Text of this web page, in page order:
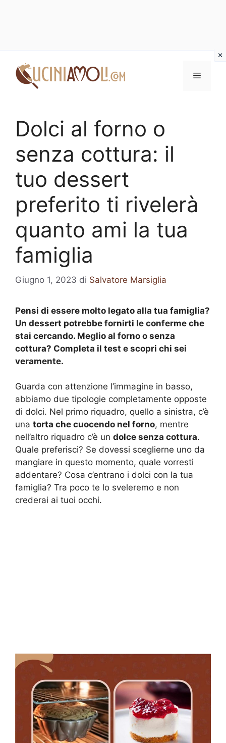
contenuto
Menu
Dolci al forno o
senza cottura: il
tuo dessert
preferito ti rivelerà
quanto ami la tua
famiglia
Giugno 1, 2023 di Salvatore Marsiglia
Pensi di essere molto legato alla tua famiglia?
Un dessert potrebbe fornirti le conferme che
stai cercando. Meglio al forno o senza
cottura? Completa il test e scopri chi sei
veramente.
Guarda con attenzione l’immagine in basso,
abbiamo due tipologie completamente opposte
di dolci. Nel primo riquadro, quello a sinistra, c’è
una torta che cuocendo nel forno, mentre
nell’altro riquadro c’è un dolce senza cottura.
Quale preferisci? Se dovessi sceglierne uno da
mangiare in questo momento, quale vorresti
addentare? Cosa c’entrano i dolci con la tua
famiglia? Tra poco te lo sveleremo e non
crederai ai tuoi occhi.